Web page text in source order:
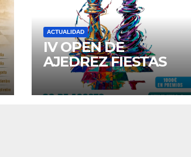
ACTUALIDAD
IV OPEN DE
AJEDREZ FIESTAS
DE SAN AGUSTIN
2026